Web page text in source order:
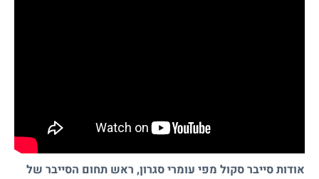
אודות סייבר סקול מפי עומרי סגרון, ראש תחום הסייבר של